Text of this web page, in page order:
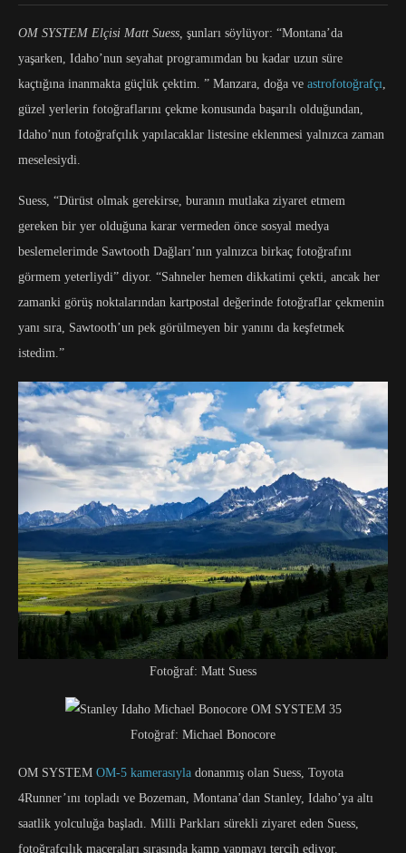
OM SYSTEM Elçisi Matt Suess, şunları söylüyor: “Montana’da
yaşarken, Idaho’nun seyahat programımdan bu kadar uzun süre
kaçtığına inanmakta güçlük çektim. ” Manzara, doğa ve astrofotoğrafçı,
güzel yerlerin fotoğraflarını çekme konusunda başarılı olduğundan,
Idaho’nun fotoğrafçılık yapılacaklar listesine eklenmesi yalnızca zaman
meselesiydi.
Suess, “Dürüst olmak gerekirse, buranın mutlaka ziyaret etmem
gereken bir yer olduğuna karar vermeden önce sosyal medya
beslemelerimde Sawtooth Dağları’nın yalnızca birkaç fotoğrafını
görmem yeterliydi” diyor. “Sahneler hemen dikkatimi çekti, ancak her
zamanki görüş noktalarından kartpostal değerinde fotoğraflar çekmenin
yanı sıra, Sawtooth’un pek görülmeyen bir yanını da keşfetmek
istedim.”
Fotoğraf: Matt Suess
Fotoğraf: Michael Bonocore
OM SYSTEM OM-5 kamerasıyla donanmış olan Suess, Toyota
4Runner’ını topladı ve Bozeman, Montana’dan Stanley, Idaho’ya altı
saatlik yolculuğa başladı. Milli Parkları sürekli ziyaret eden Suess,
fotoğrafçılık maceraları sırasında kamp yapmayı tercih ediyor.